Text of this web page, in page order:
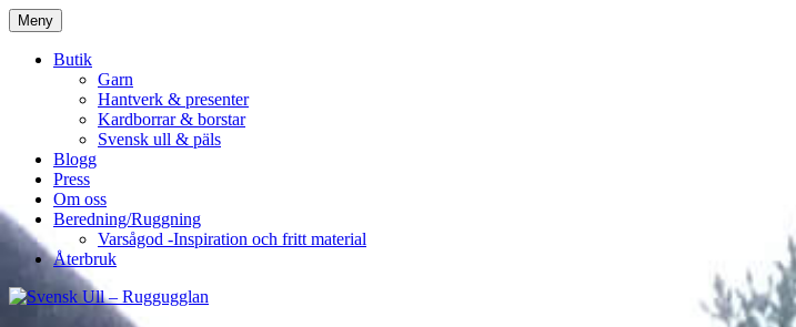
Hoppa
till
innehåll
Meny
Butik
Garn
Hantverk & presenter
Kardborrar & borstar
Svensk ull & päls
Blogg
Press
Om oss
Beredning/Ruggning
Varsågod -Inspiration och fritt material
Återbruk